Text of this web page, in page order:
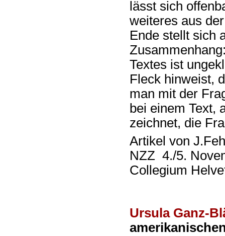
lässt sich
weiteres aus
Ende stellt sich
Textes ist
Fleck hinweist,
man mit der
bei einem Text,
zeichnet, die
Artikel von
NZZ 4./5.
Collegium
Ursula Ganz-